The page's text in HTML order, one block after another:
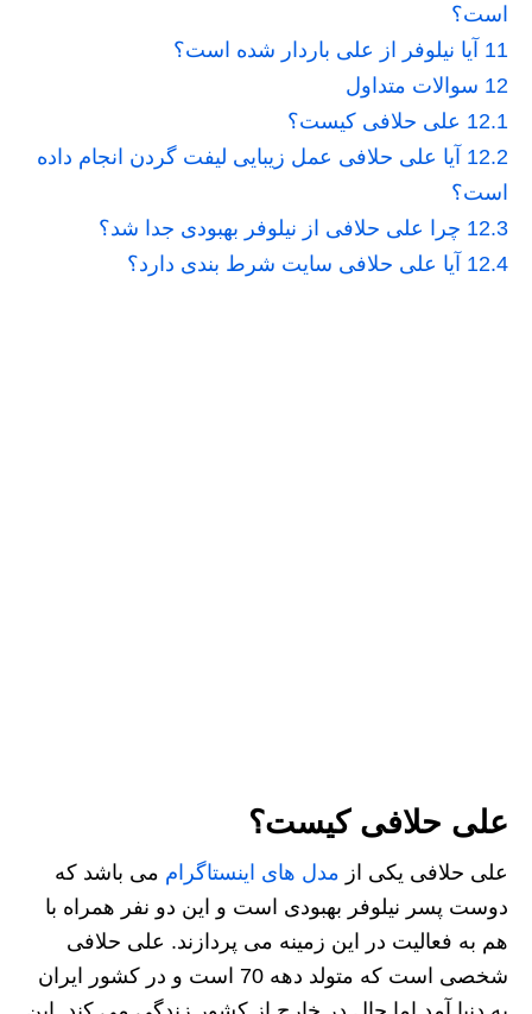
است؟
11 آیا نیلوفر از علی باردار شده است؟
12 سوالات متداول
12.1 علی حلافی کیست؟
12.2 آیا علی حلافی عمل زیبایی لیفت گردن انجام داده
است؟
12.3 چرا علی حلافی از نیلوفر بهبودی جدا شد؟
12.4 آیا علی حلافی سایت شرط بندی دارد؟
علی حلافی کیست؟
علی حلافی یکی از مدل های اینستاگرام می باشد که
دوست پسر نیلوفر بهبودی است و این دو نفر همراه با
هم به فعالیت در این زمینه می پردازند. علی حلافی
شخصی است که متولد دهه 70 است و در کشور ایران